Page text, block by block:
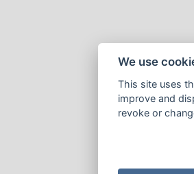
We use
This site uses
improve and
revoke or